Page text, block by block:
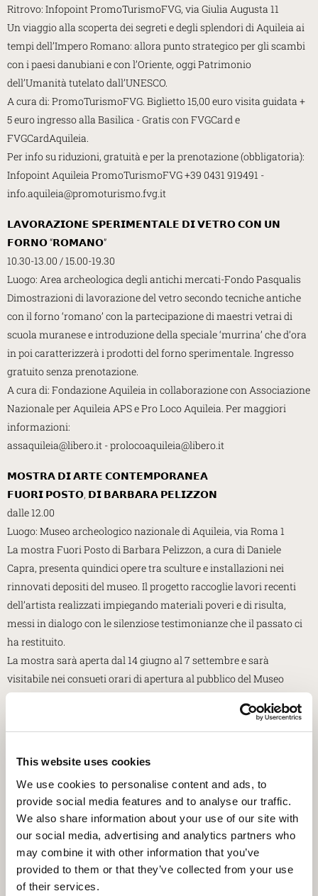
This website uses cookies
We use cookies to personalise content and ads, to
provide social media features and to analyse our traffic.
We also share information about your use of our site with
our social media, advertising and analytics partners who
may combine it with other information that you’ve
provided to them or that they’ve collected from your use
of their services.
Ritrovo: Infopoint PromoTurismoFVG, via Giulia Augusta 11
Un viaggio alla scoperta dei segreti e degli splendori di Aquileia ai
tempi dell’Impero Romano: allora punto strategico per gli scambi
con i paesi danubiani e con l’Oriente, oggi Patrimonio
dell’Umanità tutelato dall’UNESCO.
A cura di: PromoTurismoFVG. Biglietto 15,00 euro visita guidata +
5 euro ingresso alla Basilica - Gratis con FVGCard e
FVGCardAquileia.
Per info su riduzioni, gratuità e per la prenotazione (obbligatoria):
Infopoint Aquileia PromoTurismoFVG +39 0431 919491 -
info.aquileia@promoturismo.fvg.it
𝗟𝗔𝗩𝗢𝗥𝗔𝗭𝗜𝗢𝗡𝗘 𝗦𝗣𝗘𝗥𝗜𝗠𝗘𝗡𝗧𝗔𝗟𝗘 𝗗𝗜 𝗩𝗘𝗧𝗥𝗢 𝗖𝗢𝗡 𝗨𝗡
𝗙𝗢𝗥𝗡𝗢 “𝗥𝗢𝗠𝗔𝗡𝗢”
10.30-13.00 / 15.00-19.30
Luogo: Area archeologica degli antichi mercati-Fondo Pasqualis
Dimostrazioni di lavorazione del vetro secondo tecniche antiche
con il forno ‘romano’ con la partecipazione di maestri vetrai di
scuola muranese e introduzione della speciale ‘murrina’ che d’ora
in poi caratterizzerà i prodotti del forno sperimentale. Ingresso
gratuito senza prenotazione.
A cura di: Fondazione Aquileia in collaborazione con Associazione
Nazionale per Aquileia APS e Pro Loco Aquileia. Per maggiori
informazioni:
assaquileia@libero.it - prolocoaquileia@libero.it
𝗠𝗢𝗦𝗧𝗥𝗔 𝗗𝗜 𝗔𝗥𝗧𝗘 𝗖𝗢𝗡𝗧𝗘𝗠𝗣𝗢𝗥𝗔𝗡𝗘𝗔
𝗙𝗨𝗢𝗥𝗜 𝗣𝗢𝗦𝗧𝗢, 𝗗𝗜 𝗕𝗔𝗥𝗕𝗔𝗥𝗔 𝗣𝗘𝗟𝗜𝗭𝗭𝗢𝗡
dalle 12.00
Luogo: Museo archeologico nazionale di Aquileia, via Roma 1
La mostra Fuori Posto di Barbara Pelizzon, a cura di Daniele
Capra, presenta quindici opere tra sculture e installazioni nei
rinnovati depositi del museo. Il progetto raccoglie lavori recenti
dell’artista realizzati impiegando materiali poveri e di risulta,
messi in dialogo con le silenziose testimonianze che il passato ci
ha restituito.
La mostra sarà aperta dal 14 giugno al 7 settembre e sarà
visitabile nei consueti orari di apertura al pubblico del Museo
archeologico nazionale. La mostra è compresa nel costo del
A cura di: Museo archeologico nazionale di Aquileia
𝗔𝗟𝗟𝗔 𝗦𝗖𝗢𝗣𝗘𝗥𝗧𝗔 𝗗𝗜 𝗖𝗔𝗦𝗔 𝗕𝗘𝗥𝗧𝗢𝗟𝗜
𝗘 𝗗𝗘𝗟𝗟𝗔 𝗦𝗨𝗔 “𝗖𝗢𝗡𝗦𝗘𝗥𝗩𝗔 𝗗𝗜 𝗟𝗔𝗣𝗜𝗗𝗘 𝗜𝗡 𝗔𝗤𝗨𝗜𝗟𝗘𝗝𝗔”
15.30-18.30
Luogo: Casa Bertoli, via Popone 6
Visita guidata alla casa di Giandomenico Bertoli, padre della
ricerca archeologica di Aquileia, con illustrazione della sua
raccolta epigrafica e degli affreschi medievali. Ingresso libero